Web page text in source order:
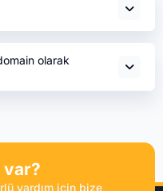
olarak
var?
yardım için bize